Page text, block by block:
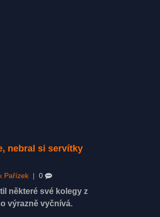
nebral si servítky
Pařízek | 0
některé své kolegy z
výrazně vyčnívá.